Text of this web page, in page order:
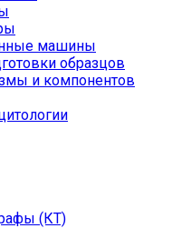
машины
образцов
и компонентов
(КТ)